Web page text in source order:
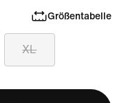
Größentabelle
XL